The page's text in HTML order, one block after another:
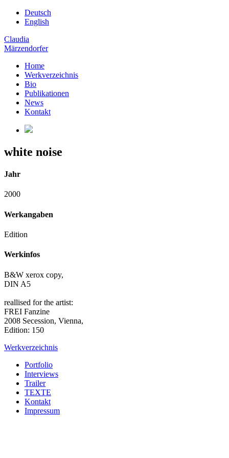
Deutsch
English
Claudia
Märzendorfer
Home
Werkverzeichnis
Bio
Publikationen
News
Kontakt
white noise
Jahr
2000
Werkangaben
Edition
Werkinfos
B&W xerox copy,
DIN A5
reallised for the artist:
FREI Fanzine
2008 Secession, Vienna,
Edition: 150
Werkverzeichnis
Portfolio
Interviews
Trailer
TEXTE
Kontakt
Impressum